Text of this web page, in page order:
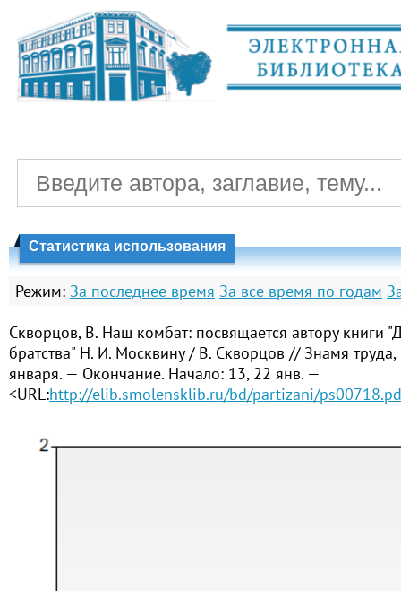
Статистика использования
Режим: За последнее время За все время по годам
Скворцов, В. Наш комбат: посвящается автору книги
братства" Н. И. Москвину / В. Скворцов // Знамя
января. — Окончание. Начало: 13, 22 янв. —
<URL:http://elib.smolensklib.ru/bd/partizani/